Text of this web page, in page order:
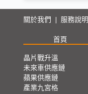
關於我們 服務說明
首頁
晶片戰升溫
未來車供應鏈
蘋果供應鏈
產業九宮格